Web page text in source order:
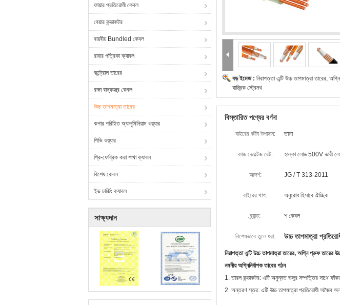
ফায়ার প্রতিরোধী কেবল
বেয়ার কন্ডাকটর
বায়বীয় Bundled কেবল
রাবার পত্রিকা ক্যাবল
কন্ট্রোল তারের
রক্ষা বাদ্যযন্ত্র কেবল
উচ্চ তাপমাত্রা তারের
কপার পরিহিত অ্যালুমিনিয়াম ওয়্যার
পিভি ওয়্যার
প্রি-ফেব্রিক করা শাখা ক্যাবল
বিশেষ কেবল
ইভ চার্জিং ক্যাবল
সাক্ষ্যদান
বড় ইমেজ : নিরাপত্তা এন্টি উচ্চ তাপমাত্রা তারের,
যান্ত্রিক স্ট্রেনথ
বিস্তারিত পণ্যের বর্ণনা
বাইরের কাঁটা উপাদান: তামা
কাজ ভোল্টেজ রেট: হাল্কা লোড 500V ভারী
আদর্শ: JG / T 313-2011
বাইরের খাপ: অনুরোধ হিসাবে ঐচ্ছিক
ব্র্যান্ড: শ কেবল
বিশেষভাবে তুলে ধরা: উচ্চ তাপমাত্রা
নিরাপত্তা এন্টি উচ্চ তাপমাত্রা তারের, অগ্নি প্রুফ তারের
নমনীয় অগ্নিনির্বাপক তারের গঠন
1. তারল কন্ডাকটর: এটি অনুন্নত ভঙ্গুর সম্পত্তির সাথে
2. অন্তরণ স্তর: এটি উচ্চ তাপমাত্রা প্রতিরোধী অজৈব